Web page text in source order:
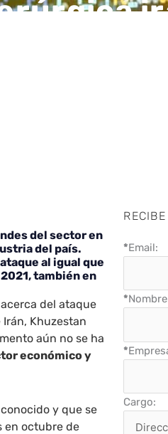
del sector en
del país.
al igual que
también en
del ataque
Khuzestan
aún no se ha
económico y
y que se
en octubre de
*Email:
*
*
Cargo: